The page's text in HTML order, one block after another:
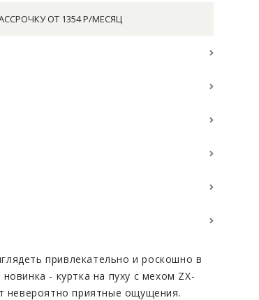
ОТ 1354 Р/МЕСЯЦ
привлекательно и роскошно в
- куртка на пуху с мехом ZX-
невероятно приятные ощущения.